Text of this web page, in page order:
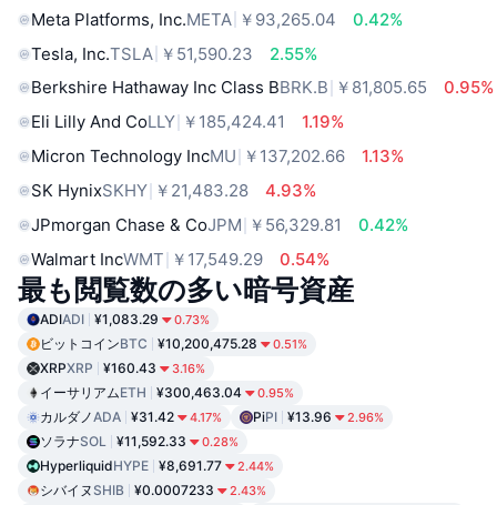
Meta Platforms, Inc.META ￥93,265.04
0.42%
Tesla, Inc.TSLA ￥51,590.23
2.55%
Berkshire Hathaway Inc Class BBRK.B ￥81,805.65
0.95%
Eli Lilly And CoLLY ￥185,424.41
1.19%
Micron Technology IncMU ￥137,202.66
1.13%
SK HynixSKHY ￥21,483.28
4.93%
JPmorgan Chase & CoJPM ￥56,329.81
0.42%
Walmart IncWMT ￥17,549.29 0.54%
最も閲覧数の多い暗号資産
ADIADI ¥1,083.29 0.73%
ビットコインBTC ¥10,200,475.28 0.51%
XRPXRP ¥160.43 3.16%
イーサリアムETH ¥300,463.04 0.95%
カルダノADA ¥31.42 4.17% PiPI ¥13.96 2.96%
ソラナSOL ¥11,592.33 0.28%
HyperliquidHYPE ¥8,691.77 2.44%
シバイヌ SHIB ¥0.0007233 2.43%